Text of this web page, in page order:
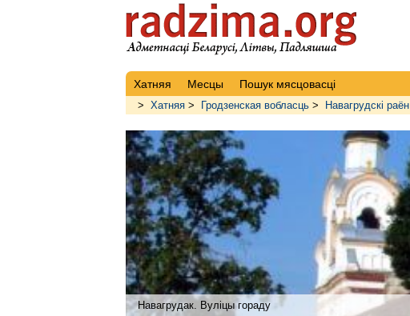
Хатняя Месцы Пошук мясцовасці
> Хатняя > Гродзенская вобласць > Навагрудскі раён
Навагрудак. Вуліцы гораду